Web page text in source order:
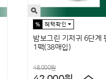
밤보그린 기저귀 6단계
1팩(38매입)
48,000원